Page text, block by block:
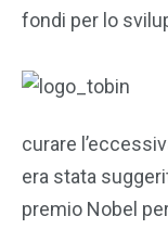
fondi per lo
curare
era stata
premio Nobel